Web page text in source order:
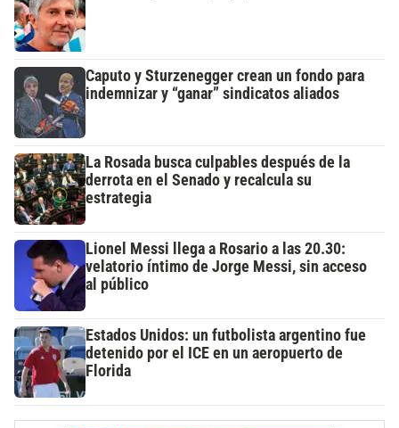
Caputo y Sturzenegger crean un fondo para
indemnizar y “ganar” sindicatos aliados
La Rosada busca culpables después de la
derrota en el Senado y recalcula su
estrategia
Lionel Messi llega a Rosario a las 20.30:
velatorio íntimo de Jorge Messi, sin acceso
al público
Estados Unidos: un futbolista argentino fue
detenido por el ICE en un aeropuerto de
Florida